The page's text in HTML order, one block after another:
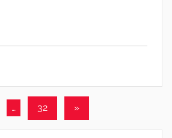
… 32
Volgende
»